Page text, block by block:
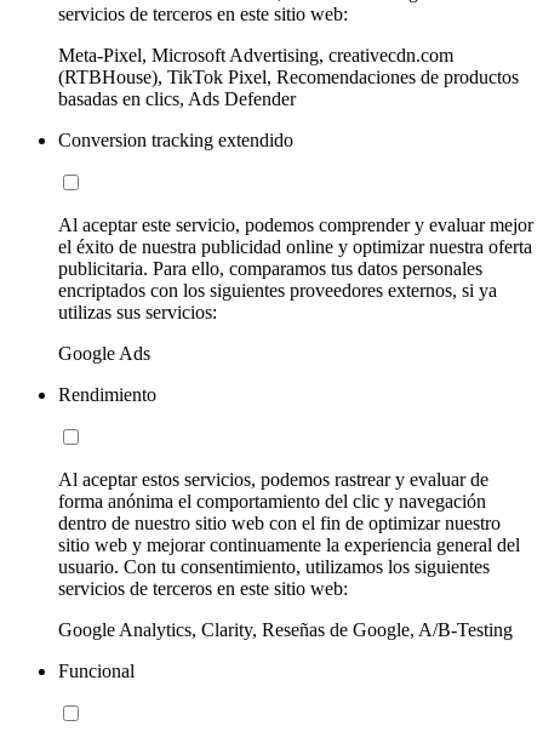
servicios de terceros en este sitio web:
Meta-Pixel, Microsoft Advertising, creativecdn.com
(RTBHouse), TikTok Pixel, Recomendaciones de productos
basadas en clics, Ads Defender
Conversion tracking extendido
Al aceptar este servicio, podemos comprender y evaluar mejor
el éxito de nuestra publicidad online y optimizar nuestra oferta
publicitaria. Para ello, comparamos tus datos personales
encriptados con los siguientes proveedores externos, si ya
utilizas sus servicios:
Google Ads
Rendimiento
Al aceptar estos servicios, podemos rastrear y evaluar de
forma anónima el comportamiento del clic y navegación
dentro de nuestro sitio web con el fin de optimizar nuestro
sitio web y mejorar continuamente la experiencia general del
usuario. Con tu consentimiento, utilizamos los siguientes
servicios de terceros en este sitio web:
Google Analytics, Clarity, Reseñas de Google, A/B-Testing
Funcional